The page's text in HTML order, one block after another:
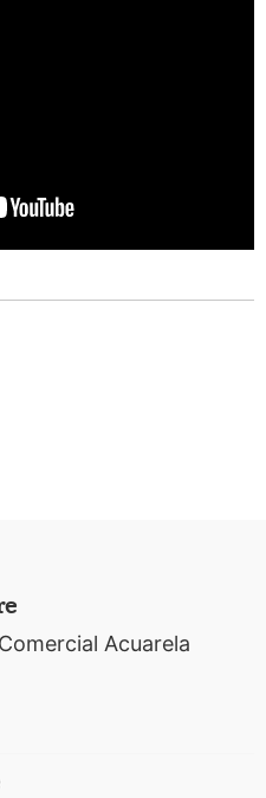
Acuarela